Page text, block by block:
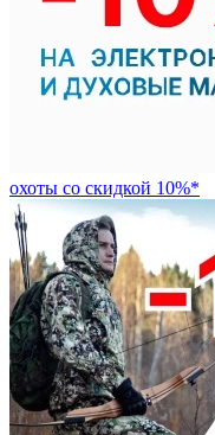
охоты со скидкой 10%*